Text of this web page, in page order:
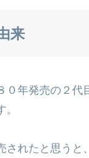
来
０年発売の２
れたと思うと